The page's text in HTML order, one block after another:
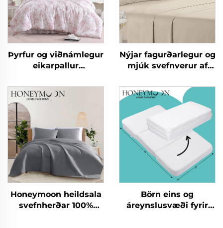
Þyrfur og viðnámlegur
eikarpallur
léttur pönnukokur í
stað pönnu
Nýjar fagurðarlegur og
mjúk svefnverur af
bómull 90gsm
fyrirheituð ólíkind
svefnverur fyrir allar
árstíðir
Honeymoon heildsala
svefnherðar 100%
Börn eins og
áreynslusvæði fyrir